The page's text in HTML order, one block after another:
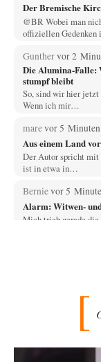
Der Bremische
@BR Wobei man
offiziellen Gedenken
Gunthervor 2
Die Alumina-Falle:
stumpf bleibt
So, sind wir hier jetzt
Wenn ich mir…
marevor 5
Aus einem Land
Der Autor spricht mit
ist in etwa in…
Bernievor 5
Alarm: Witwen-
Mich trieb gerade
Territoriale